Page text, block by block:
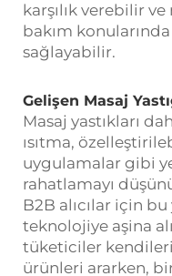
karşılık verebilir
bakım
sağlayabilir.
Gelişen Masaj
Masaj yastıkları
ısıtma,
uygulamalar gibi
rahatlamayı
B2B alıcılar için
teknolojiye aşina
tüketiciler
ürünleri ararken,